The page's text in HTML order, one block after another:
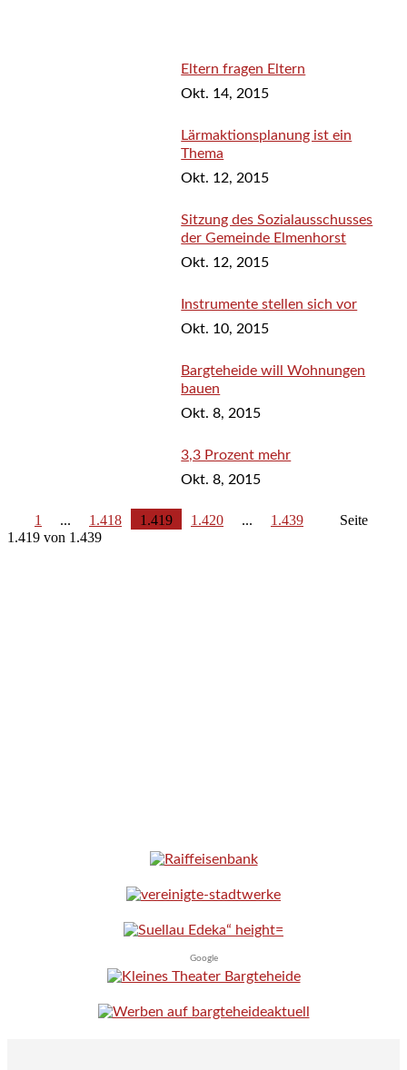
Eltern fragen Eltern
Okt. 14, 2015
Lärmaktionsplanung ist ein
Thema
Okt. 12, 2015
Sitzung des Sozialausschusses
der Gemeinde Elmenhorst
Okt. 12, 2015
Instrumente stellen sich vor
Okt. 10, 2015
Bargteheide will Wohnungen
bauen
Okt. 8, 2015
3,3 Prozent mehr
Okt. 8, 2015
1 ... 1.418 1.419 1.420 ... 1.439
Seite
1.419 von 1.439
Google